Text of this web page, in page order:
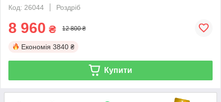
Код: 26044
Роздріб
8 960 ₴ 12 800 ₴
Економія 3840 ₴
Купити